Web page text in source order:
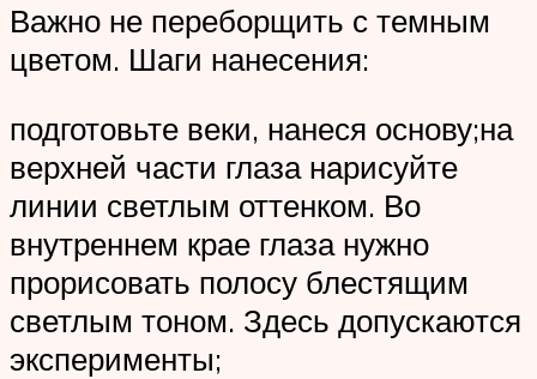
Важно не переборщить с темным
цветом. Шаги нанесения:
подготовьте веки, нанеся основу;на
верхней части глаза нарисуйте
линии светлым оттенком. Во
внутреннем крае глаза нужно
прорисовать полосу блестящим
светлым тоном. Здесь допускаются
эксперименты;